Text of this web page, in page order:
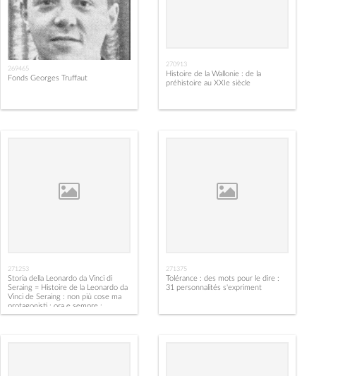
269465
Fonds Georges Truffaut
270913
Histoire de la Wallonie : de la
préhistoire au XXIe siècle
271253
Storia della Leonardo da Vinci di
Seraing = Histoire de la Leonardo da
Vinci de Seraing : non più cose ma
protagonisti : ora e sempre :
resistenza !
271375
Tolérance : des mots pour le dire :
31 personnalités s'expriment